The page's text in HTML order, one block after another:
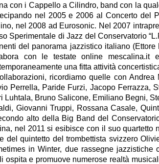
con i Cappello a Cilindro, band con la
nel 2005 e 2006 al Concerto del
nel 2008 ad Eurosonic. Nel 2007
Sperimentale di Jazz del Conservatorio
del panorama jazzistico italiano
con le testate online mescalina.it
una fitta attività
ricordiamo quelle con
Perrella, Paride Furzi, Jacopo Ferrazza,
Luhtala, Bruno Salicone, Emiliano Begni,
Giovanni Truppi, Rossana Casale,
alto della Big Band del
nel 2011 si esibisce con il suo quartetto
del quintetto del trombettista svizzero
in Winter, due rassegne jazzistiche
ospita e promuove numerose realtà